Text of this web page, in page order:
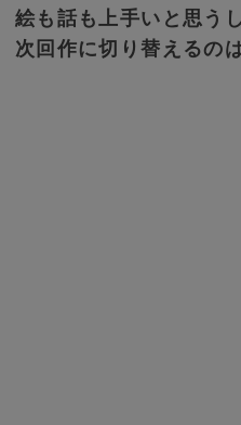
絵も話も上手いと思うし
次回作に切り替えるの